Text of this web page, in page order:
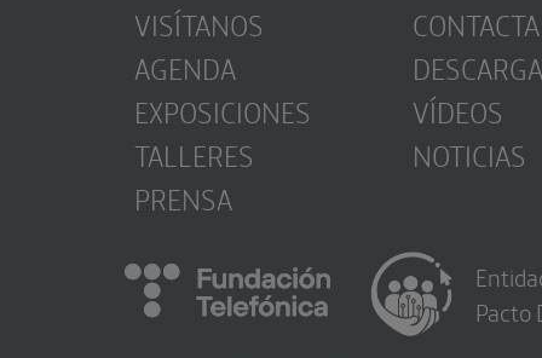
VISÍTANOS
AGENDA
EXPOSICIONES
TALLERES
PRENSA
CONTACTA
VÍDEOS
NOTICIAS
Pacto